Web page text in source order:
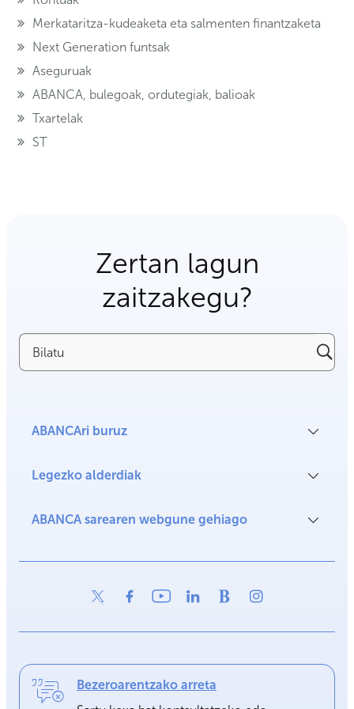
Merkataritza-kudeaketa eta salmenten finantzaketa
Next Generation funtsak
Aseguruak
ABANCA, bulegoak, ordutegiak, balioak
Txartelak
ST
Zertan lagun
zaitzakegu?
Bilatu
ABANCAri buruz
Legezko alderdiak
ABANCA sarearen webgune gehiago
Bezeroarentzako arreta